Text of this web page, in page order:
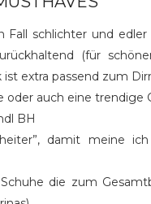
Fall schlichter und
(für
extra passend zum
oder auch eine trendige
BH
damit meine
die zum